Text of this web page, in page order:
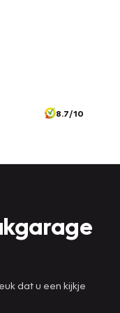
8.7/10
dat u een kijkje